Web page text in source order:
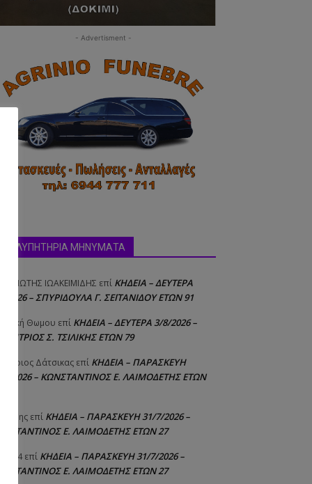
- Advertisment -
ΜΗΝΥΜΑΤΑ
IΩΑΚΕΙΜΙΔΗΣ επί ΚΗΔΕΙΑ – ΔΕΥΤΕΡΑ
2026 – ΣΠΥΡΙΔΟΥΛΑ Γ. ΣΕΪΤΑΝΙΔΟΥ ΕΤΩΝ 91
Θωμου επί ΚΗΔΕΙΑ – ΔΕΥΤΕΡΑ 3/8/2026 –
Σ. ΤΣΙΛΙΚΗΣ ΕΤΩΝ 79
Δάτσικας επί ΚΗΔΕΙΑ – ΠΑΡΑΣΚΕΥΗ
7/2026 – ΚΩΝΣΤΑΝΤΙΝΟΣ Ε. ΛΑΙΜΟΔΕΤΗΣ ΕΤΩΝ
επί ΚΗΔΕΙΑ – ΠΑΡΑΣΚΕΥΗ 31/7/2026 –
Ε. ΛΑΙΜΟΔΕΤΗΣ ΕΤΩΝ 27
επί ΚΗΔΕΙΑ – ΠΑΡΑΣΚΕΥΗ 31/7/2026 –
Ε. ΛΑΙΜΟΔΕΤΗΣ ΕΤΩΝ 27